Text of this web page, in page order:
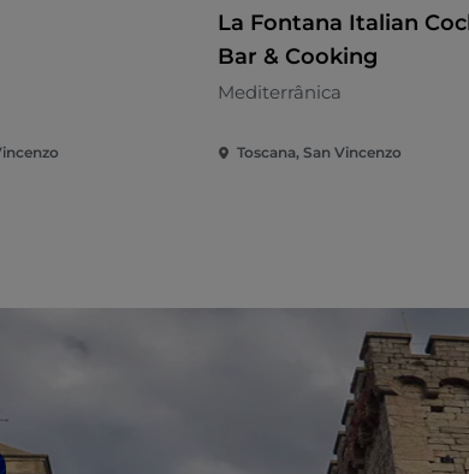
La Fontana Italian
Bar & Cooking
Mediterrânica
Toscana, San Vincenzo